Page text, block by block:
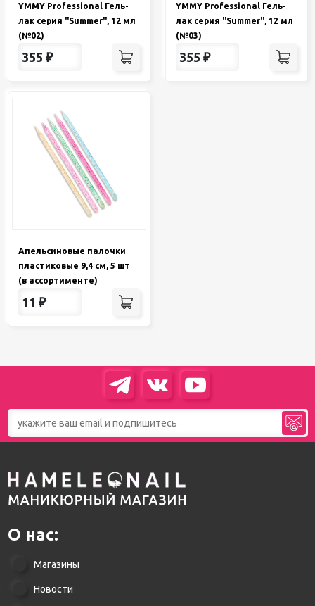
YMMY Professional Гель-
лак серия "Summer", 12 мл
(№02)
355 ₽
YMMY Professional Гель-
лак серия "Summer", 12 мл
(№03)
355 ₽
Апельсиновые палочки
пластиковые 9,4 см, 5 шт
(в ассортименте)
11 ₽
О нас:
Магазины
Новости